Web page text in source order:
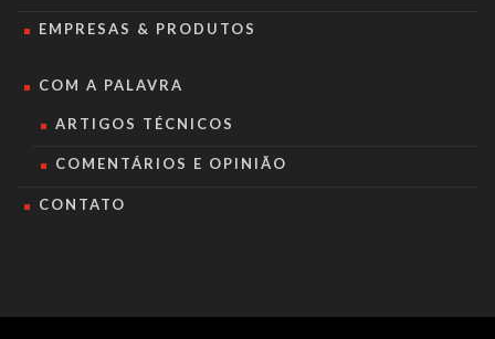
EMPRESAS & PRODUTOS
COM A PALAVRA
ARTIGOS TÉCNICOS
COMENTÁRIOS E OPINIÃO
CONTATO